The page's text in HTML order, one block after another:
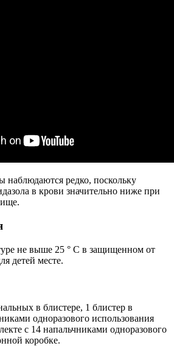
редко, поскольку
в крови значительно ниже при
не выше 25 ° С в защищенном от
детей месте.
в блистере, 1 блистер в
одноразового использования
с 14 напальчниками одноразового
коробке.